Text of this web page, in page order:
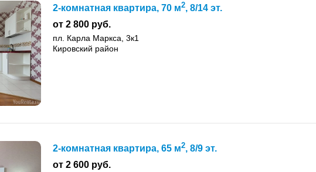
2-комнатная квартира, 70 м2, 8/14 эт.
от 2 800 руб.
пл. Карла Маркса, 3к1
Кировский район
2-комнатная квартира, 65 м2, 8/9 эт.
от 2 600 руб.